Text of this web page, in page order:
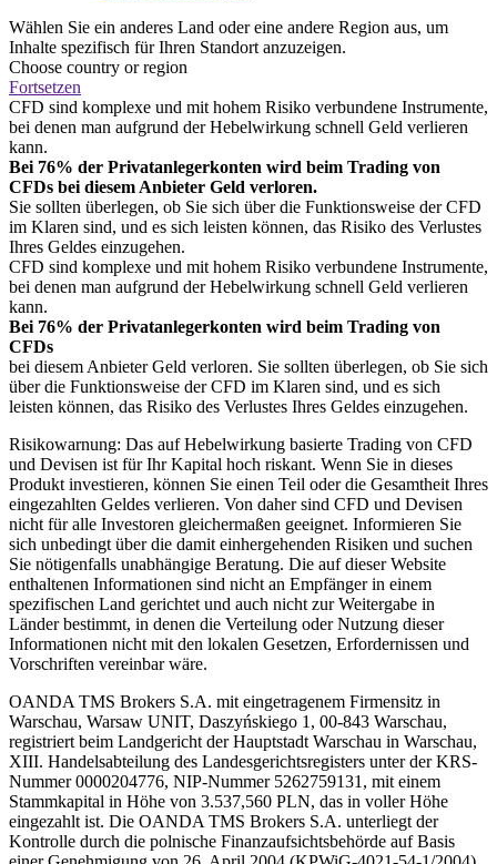
Wählen Sie ein anderes Land oder eine andere Region aus, um
Inhalte spezifisch für Ihren Standort anzuzeigen.
Choose country or region
Fortsetzen
CFD sind komplexe und mit hohem Risiko verbundene Instrumente,
bei denen man aufgrund der Hebelwirkung schnell Geld verlieren
kann.
Bei 76% der Privatanlegerkonten wird beim Trading von
CFDs bei diesem Anbieter Geld verloren.
Sie sollten überlegen, ob Sie sich über die Funktionsweise der CFD
im Klaren sind, und es sich leisten können, das Risiko des Verlustes
Ihres Geldes einzugehen.
CFD sind komplexe und mit hohem Risiko verbundene Instrumente,
bei denen man aufgrund der Hebelwirkung schnell Geld verlieren
kann.
Bei 76% der Privatanlegerkonten wird beim Trading von
CFDs
bei diesem Anbieter Geld verloren. Sie sollten überlegen, ob Sie sich
über die Funktionsweise der CFD im Klaren sind, und es sich
leisten können, das Risiko des Verlustes Ihres Geldes einzugehen.
Risikowarnung: Das auf Hebelwirkung basierte Trading von CFD
und Devisen ist für Ihr Kapital hoch riskant. Wenn Sie in dieses
Produkt investieren, können Sie einen Teil oder die Gesamtheit Ihres
eingezahlten Geldes verlieren. Von daher sind CFD und Devisen
nicht für alle Investoren gleichermaßen geeignet. Informieren Sie
sich unbedingt über die damit einhergehenden Risiken und suchen
Sie nötigenfalls unabhängige Beratung. Die auf dieser Website
enthaltenen Informationen sind nicht an Empfänger in einem
spezifischen Land gerichtet und auch nicht zur Weitergabe in
Länder bestimmt, in denen die Verteilung oder Nutzung dieser
Informationen nicht mit den lokalen Gesetzen, Erfordernissen und
Vorschriften vereinbar wäre.
OANDA TMS Brokers S.A. mit eingetragenem Firmensitz in
Warschau, Warsaw UNIT, Daszyńskiego 1, 00-843 Warschau,
registriert beim Landgericht der Hauptstadt Warschau in Warschau,
XIII. Handelsabteilung des Landesgerichtsregisters unter der KRS-
Nummer 0000204776, NIP-Nummer 5262759131, mit einem
Stammkapital in Höhe von 3.537,560 PLN, das in voller Höhe
eingezahlt ist. Die OANDA TMS Brokers S.A. unterliegt der
Kontrolle durch die polnische Finanzaufsichtsbehörde auf Basis